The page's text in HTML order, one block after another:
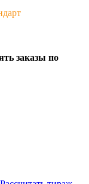
заказы по